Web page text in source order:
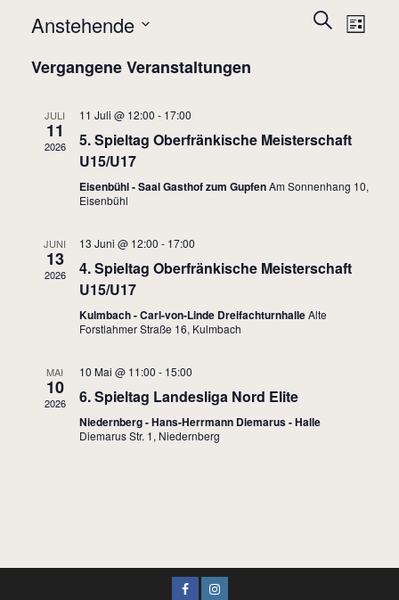
Suche
Liste
Anstehende
wählen.
Vergangene Veranstaltungen
JULI
11
2026
11 Juli @ 12:00 - 17:00
5. Spieltag Oberfränkische Meisterschaft
U15/U17
Eisenbühl - Saal Gasthof zum GupfenAm Sonnenhang 10,
Eisenbühl
JUNI
13
2026
13 Juni @ 12:00 - 17:00
4. Spieltag Oberfränkische Meisterschaft
U15/U17
Kulmbach - Carl-von-Linde DreifachturnhalleAlte
Forstlahmer Straße 16, Kulmbach
MAI
10
2026
10 Mai @ 11:00 - 15:00
6. Spieltag Landesliga Nord Elite
Niedernberg - Hans-Herrmann Diemarus - Halle
Diemarus Str. 1, Niedernberg